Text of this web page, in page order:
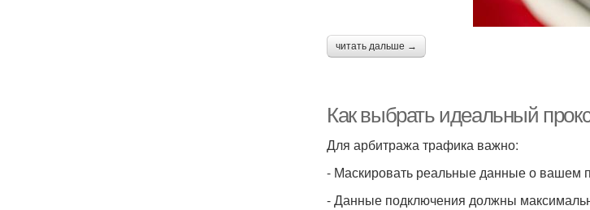
читать дальше →
Как выбрать идеальный
Для арбитража трафика важно:
- Маскировать реальные данные о вашем
- Данные подключения должны